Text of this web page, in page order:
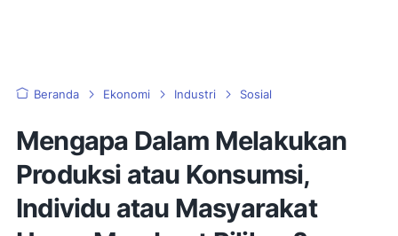
Beranda Ekonomi Industri Sosial
Mengapa Dalam Melakukan
Produksi atau Konsumsi,
Individu atau Masyarakat